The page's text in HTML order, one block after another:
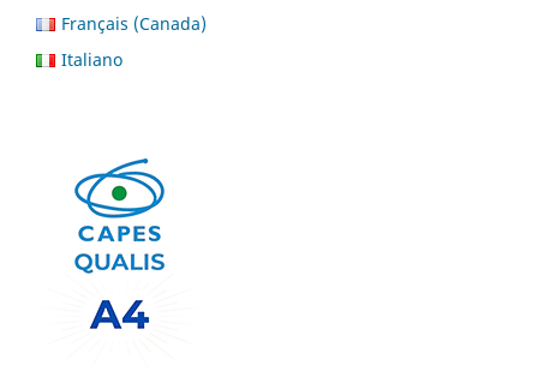
Français (Canada)
Italiano